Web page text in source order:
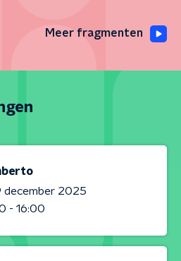
Meer fragmenten
december 2025
- 16:00